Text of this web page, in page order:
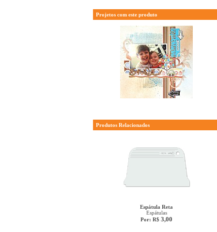
Projetos com este produto
Produtos Relacionados
Espátula Reta
Espátulas
Por: R$ 3,00